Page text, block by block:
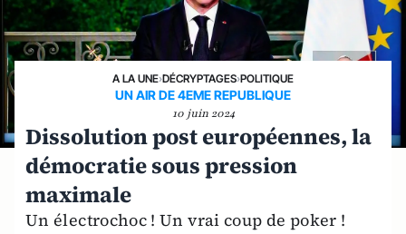
A LA UNE›DÉCRYPTAGES›POLITIQUE
UN AIR DE 4EME REPUBLIQUE
10 juin 2024
Dissolution post européennes, la
démocratie sous pression
maximale
Un électrochoc ! Un vrai coup de poker !